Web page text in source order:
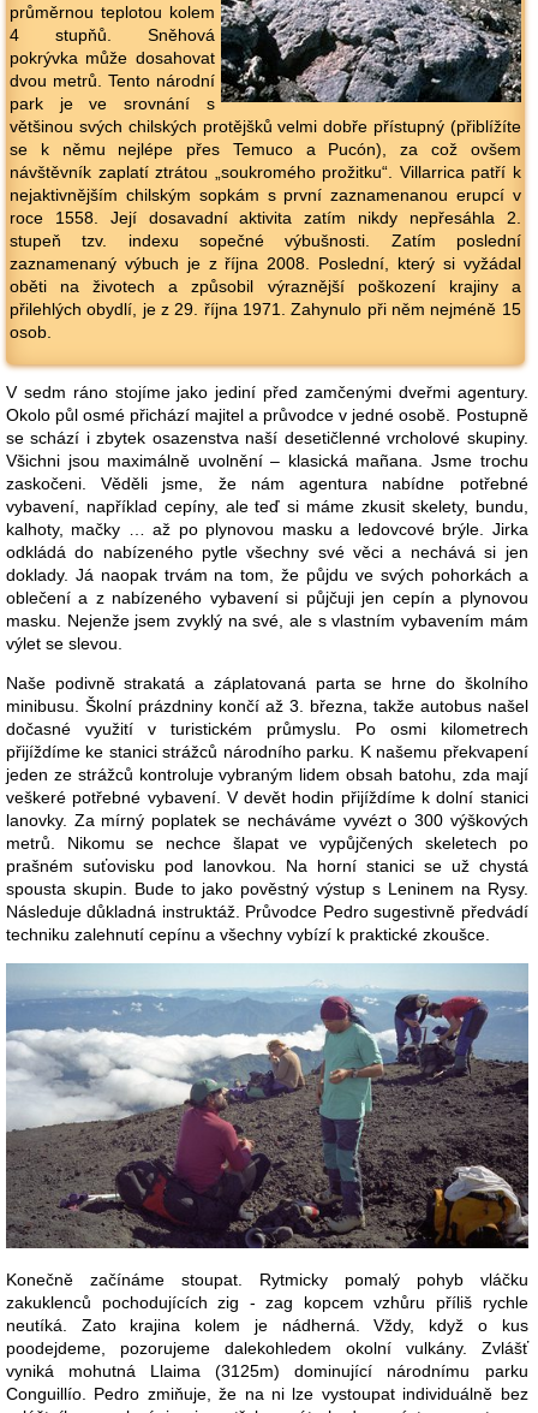
průměrnou teplotou kolem
4 stupňů. Sněhová
pokrývka může dosahovat
dvou metrů. Tento národní
park je ve srovnání s
většinou svých chilských protějšků velmi dobře přístupný (přiblížíte
se k němu nejlépe přes Temuco a Pucón), za což ovšem
návštěvník zaplatí ztrátou „soukromého prožitku“. Villarrica patří k
nejaktivnějším chilským sopkám s první zaznamenanou erupcí v
roce 1558. Její dosavadní aktivita zatím nikdy nepřesáhla 2.
stupeň tzv. indexu sopečné výbušnosti. Zatím poslední
zaznamenaný výbuch je z října 2008. Poslední, který si vyžádal
oběti na životech a způsobil výraznější poškození krajiny a
přilehlých obydlí, je z 29. října 1971. Zahynulo při něm nejméně 15
osob.
V sedm ráno stojíme jako jediní před zamčenými dveřmi agentury.
Okolo půl osmé přichází majitel a průvodce v jedné osobě. Postupně
se schází i zbytek osazenstva naší desetičlenné vrcholové skupiny.
Všichni jsou maximálně uvolnění – klasická mañana. Jsme trochu
zaskočeni. Věděli jsme, že nám agentura nabídne potřebné
vybavení, například cepíny, ale teď si máme zkusit skelety, bundu,
kalhoty, mačky … až po plynovou masku a ledovcové brýle. Jirka
odkládá do nabízeného pytle všechny své věci a nechává si jen
doklady. Já naopak trvám na tom, že půjdu ve svých pohorkách a
oblečení a z nabízeného vybavení si půjčuji jen cepín a plynovou
masku. Nejenže jsem zvyklý na své, ale s vlastním vybavením mám
výlet se slevou.
Naše podivně strakatá a záplatovaná parta se hrne do školního
minibusu. Školní prázdniny končí až 3. března, takže autobus našel
dočasné využití v turistickém průmyslu. Po osmi kilometrech
přijíždíme ke stanici strážců národního parku. K našemu překvapení
jeden ze strážců kontroluje vybraným lidem obsah batohu, zda mají
veškeré potřebné vybavení. V devět hodin přijíždíme k dolní stanici
lanovky. Za mírný poplatek se necháváme vyvézt o 300 výškových
metrů. Nikomu se nechce šlapat ve vypůjčených skeletech po
prašném suťovisku pod lanovkou. Na horní stanici se už chystá
spousta skupin. Bude to jako pověstný výstup s Leninem na Rysy.
Následuje důkladná instruktáž. Průvodce Pedro sugestivně předvádí
techniku zalehnutí cepínu a všechny vybízí k praktické zkoušce.
Konečně začínáme stoupat. Rytmicky pomalý pohyb vláčku
zakuklenců pochodujících zig - zag kopcem vzhůru příliš rychle
neutíká. Zato krajina kolem je nádherná. Vždy, když o kus
poodejdeme, pozorujeme dalekohledem okolní vulkány. Zvlášť
vyniká mohutná Llaima (3125m) dominující národnímu parku
Conguillío. Pedro zmiňuje, že na ni lze vystoupat individuálně bez